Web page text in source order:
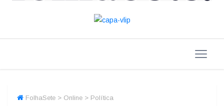
FolhaSete > Online > Política